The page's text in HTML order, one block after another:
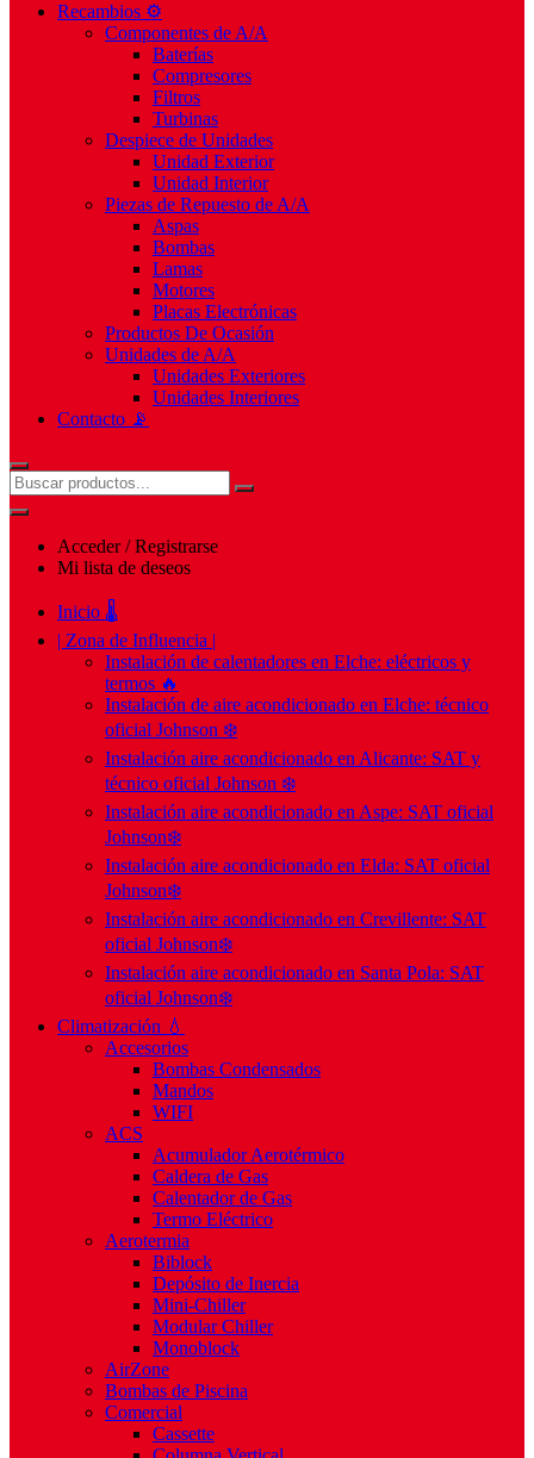
Recambios ⚙️
Componentes de A/A
Baterías
Compresores
Filtros
Turbinas
Despiece de Unidades
Unidad Exterior
Unidad Interior
Piezas de Repuesto de A/A
Aspas
Bombas
Lamas
Motores
Placas Electrónicas
Productos De Ocasión
Unidades de A/A
Unidades Exteriores
Unidades Interiores
Contacto 📡
Acceder / Registrarse
Mi lista de deseos
Inicio 🌡️
| Zona de Influencia |
Instalación de calentadores en Elche: eléctricos y
termos 🔥
Instalación de aire acondicionado en Elche: técnico
oficial Johnson ❄️
Instalación aire acondicionado en Alicante: SAT y
técnico oficial Johnson ❄️
Instalación aire acondicionado en Aspe: SAT oficial
Johnson❄️
Instalación aire acondicionado en Elda: SAT oficial
Johnson❄️
Instalación aire acondicionado en Crevillente: SAT
oficial Johnson❄️
Instalación aire acondicionado en Santa Pola: SAT
oficial Johnson❄️
Climatización 💧
Accesorios
Bombas Condensados
Mandos
WIFI
ACS
Acumulador Aerotérmico
Caldera de Gas
Calentador de Gas
Termo Eléctrico
Aerotermia
Biblock
Depósito de Inercia
Mini-Chiller
Modular Chiller
Monoblock
AirZone
Bombas de Piscina
Comercial
Cassette